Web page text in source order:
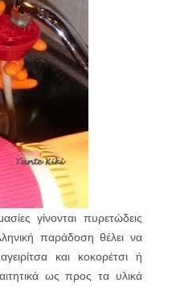
γίνονται πυρετώδεις
παράδοση θέλει να
και κοκορέτσι ή
ως προς τα υλικά